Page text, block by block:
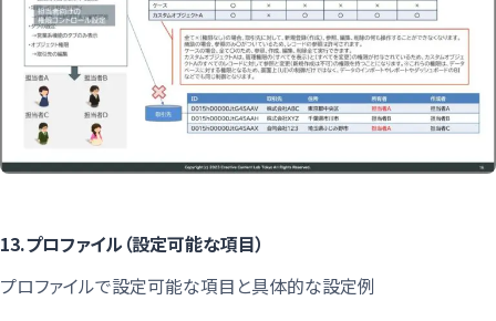
13.プロファイル（設定可能な項目）
プロファイルで設定可能な項目と具体的な設定例